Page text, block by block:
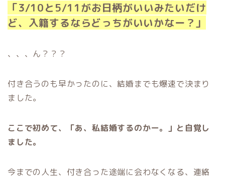
「3/10と5/11がお日柄がいいみたいだけ
ど、入籍するならどっちがいいかなー？」
、、、ん？？？
付き合うのも早かったのに、結婚までも爆速で決まり
ました。
ここで初めて、「あ、私結婚するのかー。」と自覚し
ました。
今までの人生、付き合った途端に会わなくなる、連絡